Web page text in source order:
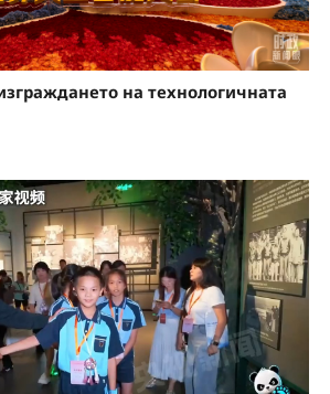
на технологичната